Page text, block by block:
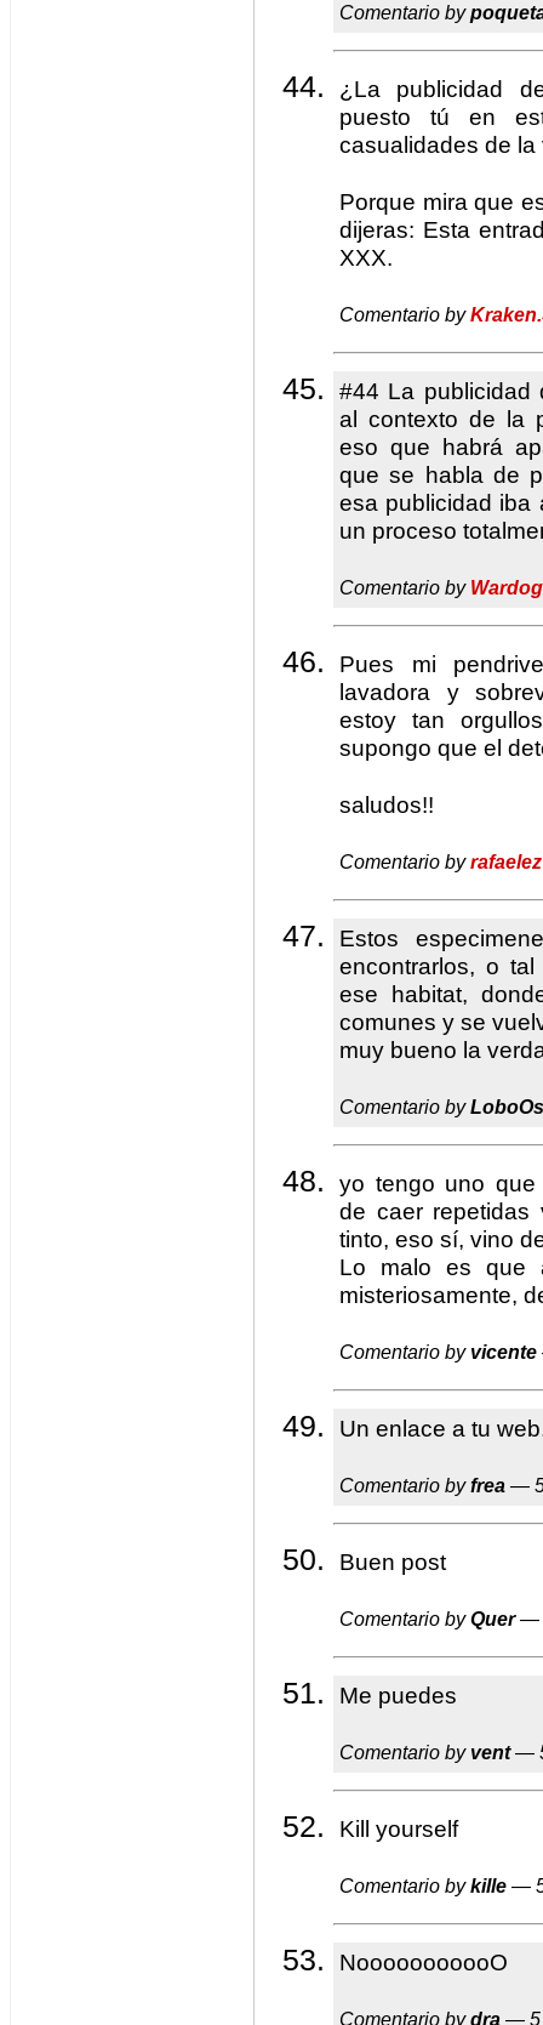
Comentario by
¿La publicidad
puesto tú en
casualidades de la
Porque mira que
dijeras: Esta
XXX.
Comentario by
#44 La publicidad
al contexto de la
eso que habrá
que se habla de
esa publicidad iba
un proceso
Comentario by Wardog
Pues mi
lavadora y
estoy tan
supongo que el
saludos!!
Comentario byrafaelez
Estos
encontrarlos, o
ese habitat,
comunes y se
muy bueno la
Comentario by
yo tengo uno
de caer
tinto, eso sí, vino
Lo malo es que
misteriosamente,
Comentario by vicente
Un enlace a tu
Comentario byfrea — 5
Buen post
Comentario byQuer—
Me puedes
Comentario by vent—
Kill yourself
Comentario bykille —
NooooooooooO
Comentario bydra — 5